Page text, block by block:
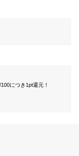
につき1pt還元！